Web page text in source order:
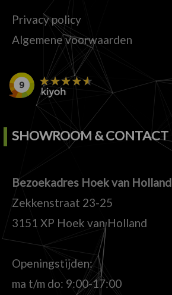
Privacy policy
Algemene voorwaarden
SHOWROOM & CONTACT
Bezoekadres Hoek van Holland
Zekkenstraat 23-25
3151 XP Hoek van Holland
Openingstijden:
ma t/m do: 9:00-17:00